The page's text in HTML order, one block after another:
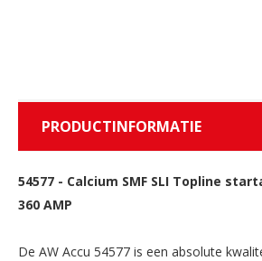
PRODUCTINFORMATIE
54577 - Calcium SMF SLI Topline
360 AMP
De AW Accu 54577 is een absolute